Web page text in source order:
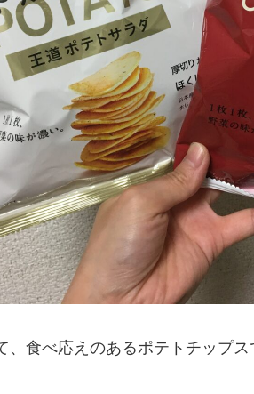
食べ応えのあるポテトチップス